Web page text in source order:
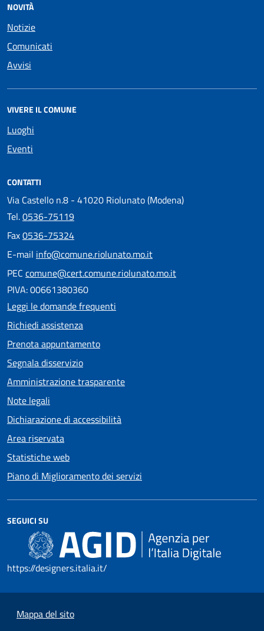
NOVITÀ
Notizie
Comunicati
Avvisi
VIVERE IL COMUNE
Luoghi
Eventi
CONTATTI
Via Castello n.8 - 41020 Riolunato (Modena)
Tel.0536-75119
Fax0536-75324
E-mail info@comune.riolunato.mo.it
PEC comune@cert.comune.riolunato.mo.it
PIVA: 00661380360
Leggi le domande frequenti
Richiedi assistenza
Prenota appuntamento
Segnala disservizio
Amministrazione trasparente
Note legali
Dichiarazione di accessibilità
Area riservata
Statistiche web
Piano di Miglioramento dei servizi
SEGUICI SU
https://designers.italia.it/
Mappa del sito